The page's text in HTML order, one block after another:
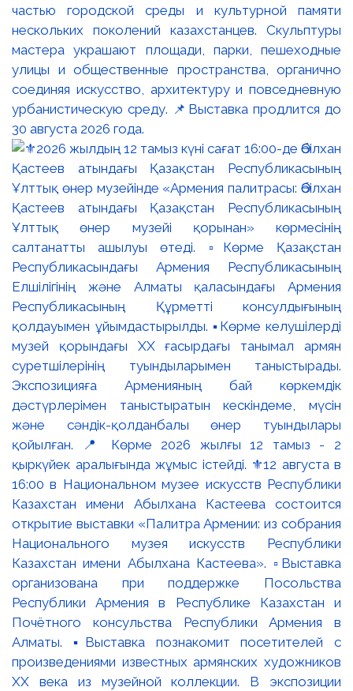
частью городской среды и культурной памяти
нескольких поколений казахстанцев. Скульптуры
мастера украшают площади, парки, пешеходные
улицы и общественные пространства, органично
соединяя искусство, архитектуру и повседневную
урбанистическую среду. 📌Выставка продлится до
30 августа 2026 года.